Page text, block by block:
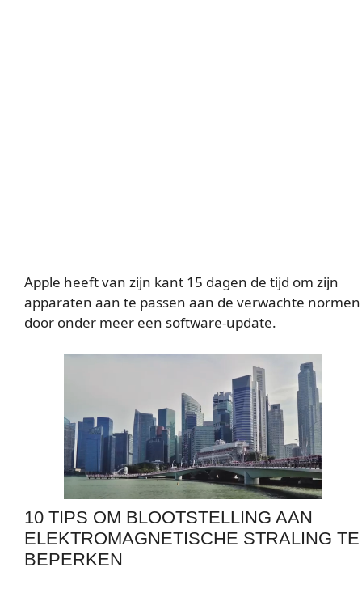
Apple heeft van zijn kant 15 dagen de tijd om zijn
apparaten aan te passen aan de verwachte normen
door onder meer een software-update.
10 TIPS OM BLOOTSTELLING AAN
ELEKTROMAGNETISCHE STRALING TE
BEPERKEN